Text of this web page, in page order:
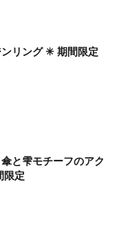
リング ✳︎ 期間限定
と雫モチーフのアク
限定